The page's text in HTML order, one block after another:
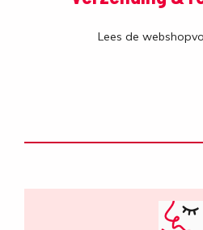
Lees de